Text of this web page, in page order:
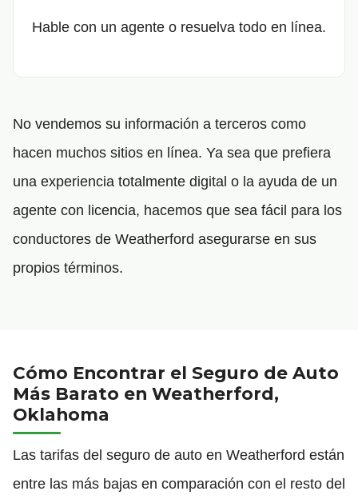
Hable con un agente o resuelva todo en línea.
No vendemos su información a terceros como
hacen muchos sitios en línea. Ya sea que prefiera
una experiencia totalmente digital o la ayuda de un
agente con licencia, hacemos que sea fácil para los
conductores de Weatherford asegurarse en sus
propios términos.
Cómo Encontrar el Seguro de Auto
Más Barato en Weatherford,
Oklahoma
Las tarifas del seguro de auto en Weatherford están
entre las más bajas en comparación con el resto del